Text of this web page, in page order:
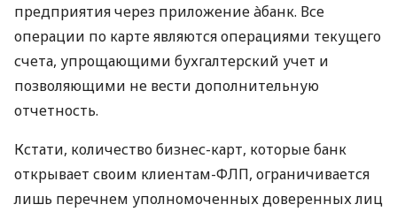
предприятия через приложение àбанк. Все
операции по карте являются операциями текущего
счета, упрощающими бухгалтерский учет и
позволяющими не вести дополнительную
отчетность.
Кстати, количество бизнес-карт, которые банк
открывает своим клиентам-ФЛП, ограничивается
лишь перечнем уполномоченных доверенных лиц